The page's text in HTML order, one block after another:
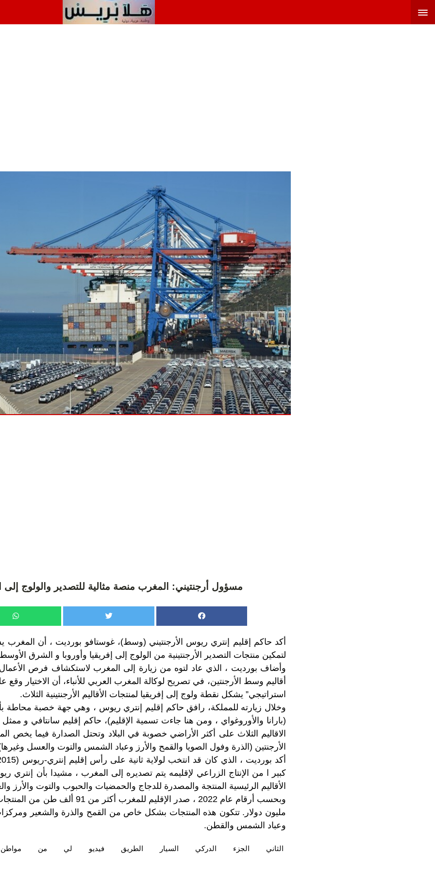
مسؤول أرجنتيني: المغرب منصة مثالية للتصدير والولوج إلى
أكد حاكم إقليم إنتري ريوس الأرجنتيني (وسط)، غوستافو بورديت ، أن المغرب
لتمكين منتجات التصدير الأرجنتينية من الولوج إلى إفريقيا وأوروبا و الشرق
وأضاف بورديت ، الذي عاد لتوه من زيارة إلى المغرب لاستكشاف فرص الأعمال
أقاليم وسط الأرجنتين، في تصريح لوكالة المغرب العربي للأنباء، أن الاختيار وقع
استراتيجي” يشكل نقطة ولوج إلى إفريقيا لمنتجات الأقاليم الأرجنتينية الثلاث.
وخلال زيارته للمملكة، رافق حاكم إقليم إنتري ريوس ، وهي جهة خصبة محاطة
(بارانا والأوروغواي ، ومن هنا جاءت تسمية الإقليم)، حاكم إقليم سانتافي و
الاقاليم الثلاث على أكثر الأراضي خصوبة في البلاد وتحتل الصدارة فيما يخص
الأرجنتين (الذرة وفول الصويا والقمح والأرز وعباد الشمس والتوت والعسل
كبير ا من الإنتاج الزراعي لإقليمه يتم تصديره إلى المغرب ، مشيدا بأن إنتري
الأقاليم الرئيسية المنتجة والمصدرة للدجاج والحمضيات والحبوب والتوت والأرز
مليون دولار. تتكون هذه المنتجات بشكل خاص من القمح والذرة والشعير
وعباد الشمس والقطن.
الثاني الجزء الدركي السيار‎ الطريق فيديو لي من مواطن